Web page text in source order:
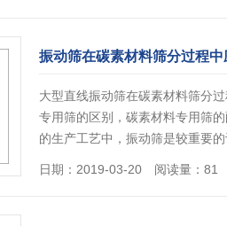
振动筛在碳素材料筛分过程中
大型直线振动筛在碳素材料筛分
专用筛的区别，碳素材料专用筛
的生产工艺中，振动筛是较重要
日期：2019-03-20 阅读量：81